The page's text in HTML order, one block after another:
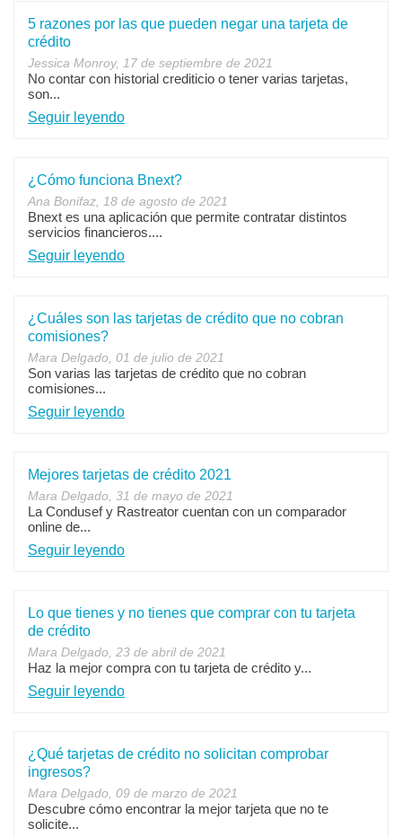
5 razones por las que pueden negar una tarjeta de
crédito
Jessica Monroy, 17 de septiembre de 2021
No contar con historial crediticio o tener varias tarjetas,
son...
Seguir leyendo
¿Cómo funciona Bnext?
Ana Bonifaz, 18 de agosto de 2021
Bnext es una aplicación que permite contratar distintos
servicios financieros....
Seguir leyendo
¿Cuáles son las tarjetas de crédito que no cobran
comisiones?
Mara Delgado, 01 de julio de 2021
Son varias las tarjetas de crédito que no cobran
comisiones...
Seguir leyendo
Mejores tarjetas de crédito 2021
Mara Delgado, 31 de mayo de 2021
La Condusef y Rastreator cuentan con un comparador
online de...
Seguir leyendo
Lo que tienes y no tienes que comprar con tu tarjeta
de crédito
Mara Delgado, 23 de abril de 2021
Haz la mejor compra con tu tarjeta de crédito y...
Seguir leyendo
¿Qué tarjetas de crédito no solicitan comprobar
ingresos?
Mara Delgado, 09 de marzo de 2021
Descubre cómo encontrar la mejor tarjeta que no te
solicite...